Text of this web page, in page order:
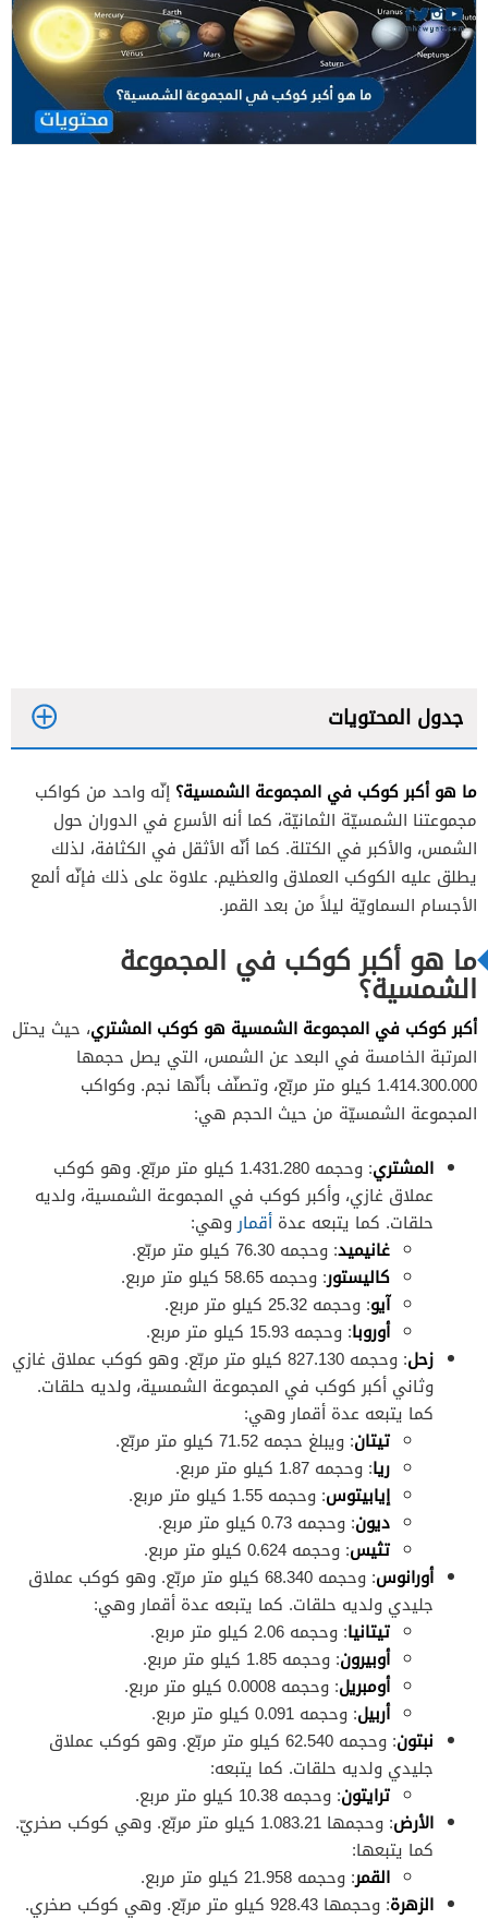
جدول المحتويات
كواكب قزمة تتبع للمجموعة الشمسية
البقعة الحمراء في كوكب المشتري العملاق
ما هو أكبر كوكب في المجموعة الشمسية؟ إنّه واحد من كواكب
مجموعتنا الشمسيّة الثمانيّة، كما أنه الأسرع في الدوران حول
الشمس، والأكبر في الكتلة. كما أنّه الأثقل في الكثافة، لذلك
يطلق عليه الكوكب العملاق والعظيم. علاوة على ذلك فإنّه ألمع
الأجسام السماويّة ليلاً من بعد القمر.
ما هو أكبر كوكب في المجموعة
الشمسية؟
أكبر كوكب في المجموعة الشمسية هو كوكب المشتري، حيث يحتل
المرتبة الخامسة في البعد عن الشمس، التي يصل حجمها
1.414.300.000 كيلو متر مربّع، وتصنّف بأنّها نجم. وكواكب
المجموعة الشمسيّة من حيث الحجم هي:
المشتري
: وحجمه 1.431.280 كيلو متر مربّع. وهو كوكب
عملاق غازي، وأكبر كوكب في المجموعة الشمسية، ولديه
حلقات. كما يتبعه عدة أقماروهي:
غانيميد: وحجمه 76.30 كيلو متر مربّع.
كاليستور: وحجمه 58.65 كيلو متر مربع.
آيو: وحجمه 25.32 كيلو متر مربع.
أوروبا: وحجمه 15.93 كيلو متر مربع.
زحل
: وحجمه 827.130 كيلو متر مربّع. وهو كوكب عملاق غازي
وثاني أكبر كوكب في المجموعة الشمسية، ولديه حلقات.
كما يتبعه عدة أقمار وهي:
تيتان: ويبلغ حجمه 71.52 كيلو متر مربّع.
ريا: وحجمه 1.87 كيلو متر مربع.
إيابيتوس: وحجمه 1.55 كيلو متر مربع.
ديون: وحجمه 0.73 كيلو متر مربع.
تثيس: وحجمه 0.624 كيلو متر مربع.
أورانوس
: وحجمه 68.340 كيلو متر مربّع. وهو كوكب عملاق
جليدي ولديه حلقات. كما يتبعه عدة أقمار وهي:
تيتانيا: وحجمه 2.06 كيلو متر مربع.
أوبيرون: وحجمه 1.85 كيلو متر مربع.
أومبريل: وحجمه 0.0008 كيلو متر مربع.
أربيل: وحجمه 0.091 كيلو متر مربع.
نبتون
: وحجمه 62.540 كيلو متر مربّع. وهو كوكب عملاق
جليدي ولديه حلقات. كما يتبعه:
ترايتون: وحجمه 10.38 كيلو متر مربع.
الأرض
: وحجمها 1.083.21 كيلو متر مربّع. وهي كوكب صخريّ.
كما يتبعها:
القمر: وحجمه 21.958 كيلو متر مربع.
الزهرة: وحجمها 928.43 كيلو متر مربّع. وهي كوكب صخري.